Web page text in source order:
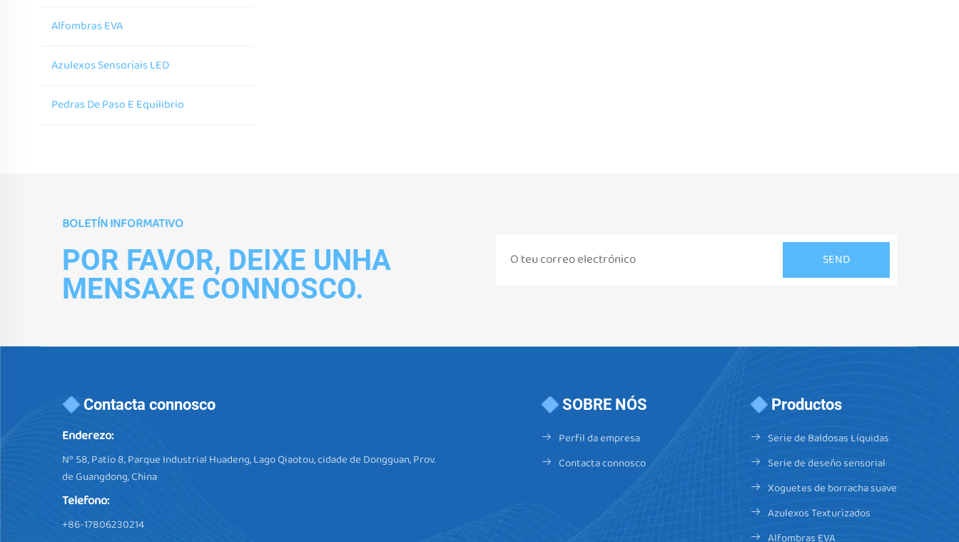
Alfombras EVA
Azulexos Sensoriais LED
Pedras De Paso E Equilibrio
BOLETÍN INFORMATIVO
POR FAVOR, DEIXE UNHA
MENSAXE CONNOSCO.
Contacta connosco
Enderezo:
Nº 58, Patío 8, Parque Industrial Huadeng, Lago Qiaotou, cidade de Dongguan, Prov.
de Guangdong, China
Telefono:
+86-17806230214
SOBRE NÓS
Perfil da empresa
Contacta connosco
Productos
Serie de Baldosas Líquidas
Serie de deseño sensorial
Xoguetes de borracha suave
Azulexos Texturizados
Alfombras EVA